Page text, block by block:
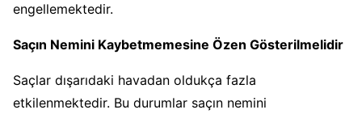
engellemektedir.
Saçın Nemini Kaybetmemesine Özen Gösterilmelidir
Saçlar dışarıdaki havadan oldukça fazla
etkilenmektedir. Bu durumlar saçın nemini